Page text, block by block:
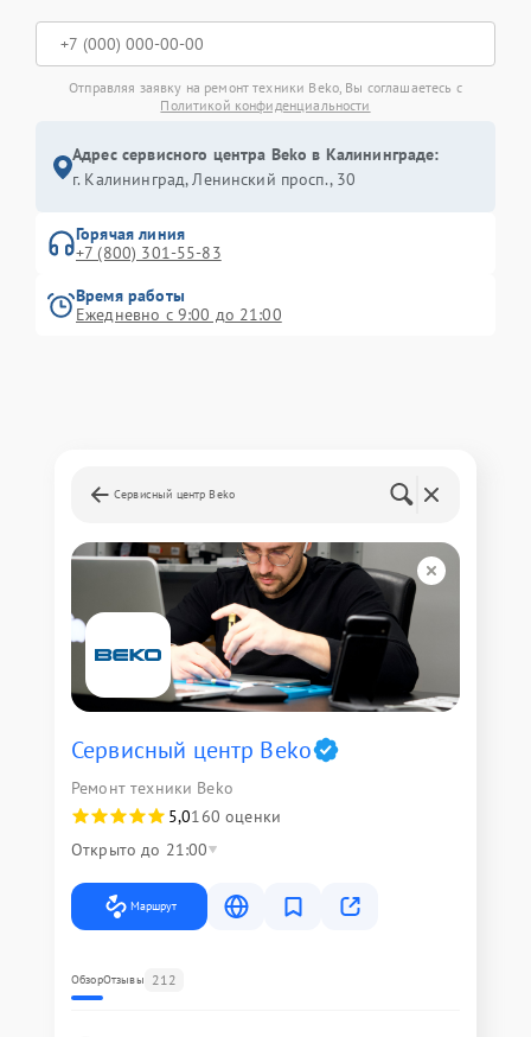
Отправляя заявку на ремонт техники Beko, Вы соглашаетесь с
Политикой конфиденциальности
Адрес сервисного центра Beko в Калининграде:
г. Калининград, Ленинский просп., 30
Горячая линия
+7 (800) 301-55-83
Время работы
Ежедневно с 9:00 до 21:00
Сервисный центр Beko
Сервисный центр Beko
Ремонт техники Beko
5,0160 оценки
Открыто до 21:00
Маршрут
ОбзорОтзывы 212